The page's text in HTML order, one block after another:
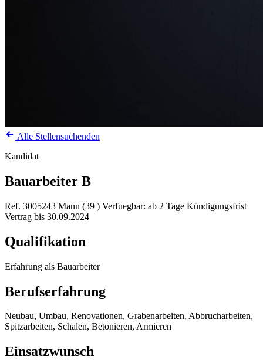
Alle Stellensuchenden
Kandidat
Bauarbeiter B
Ref. 3005243 Mann (39 ) Verfuegbar: ab 2 Tage Kündigungsfrist
Vertrag bis 30.09.2024
Qualifikation
Erfahrung als Bauarbeiter
Berufserfahrung
Neubau, Umbau, Renovationen, Grabenarbeiten, Abbrucharbeiten,
Spitzarbeiten, Schalen, Betonieren, Armieren
Einsatzwunsch